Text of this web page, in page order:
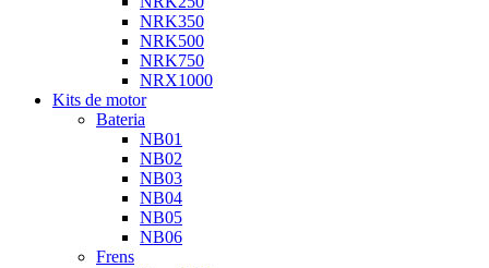
NRK350
NRK500
NRK750
NRX1000
Kits de motor
Bateria
NB01
NB02
NB03
NB04
NB05
NB06
Frens